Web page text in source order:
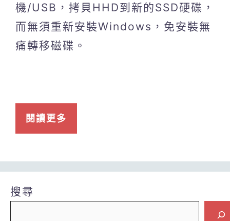
機/USB，拷貝HHD到新的SSD硬碟，
而無須重新安裝Windows，免安裝無
痛轉移磁碟。
閱讀更多
搜尋